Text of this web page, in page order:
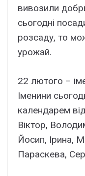
вивозили
сьогодні
розсаду, то
урожай.
22 лютого –
Іменини
календарем
Віктор,
Йосип, Ірина,
Параскева,